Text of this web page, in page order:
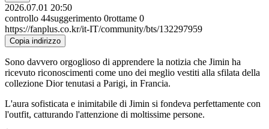
2026.07.01 20:50
controllo 44suggerimento 0rottame 0
https://fanplus.co.kr/it-IT/community/bts/132297959
Copia indirizzo
Sono davvero orgoglioso di apprendere la notizia che Jimin ha
ricevuto riconoscimenti come uno dei meglio vestiti alla sfilata della
collezione Dior tenutasi a Parigi, in Francia.
L'aura sofisticata e inimitabile di Jimin si fondeva perfettamente con
l'outfit, catturando l'attenzione di moltissime persone.